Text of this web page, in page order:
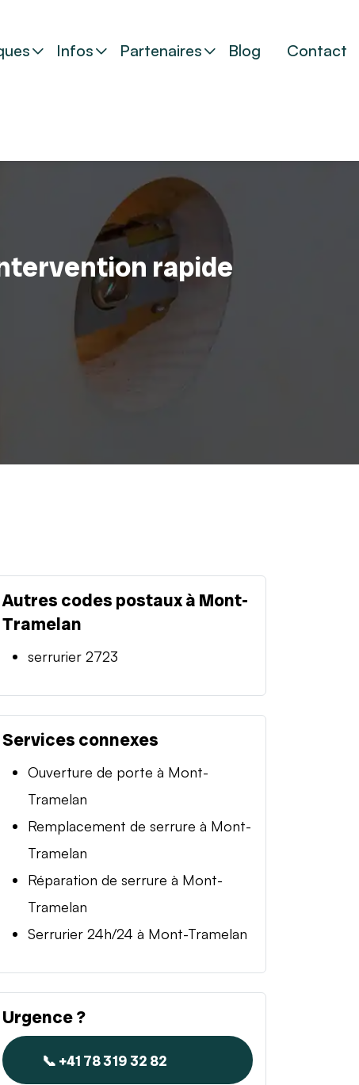
Infos Partenaires Blog Contact
rapide
Autres codes postaux à Mont-
Tramelan
serrurier 2723
Services connexes
Ouverture de porte à Mont-
Tramelan
Remplacement de serrure à Mont-
Tramelan
Réparation de serrure à Mont-
Tramelan
Serrurier 24h/24 à Mont-Tramelan
Urgence ?
📞 +41 78 319 32 82